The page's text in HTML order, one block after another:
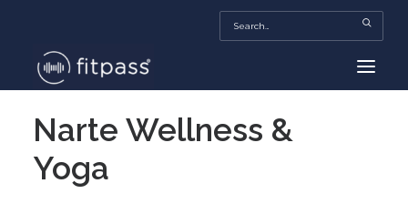
HOME
MEXICO
Narte Wellness &
Yoga